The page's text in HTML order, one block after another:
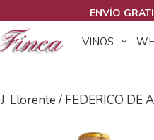
ENVÍO
VINOS
J. Llorente/ FEDERICO DE